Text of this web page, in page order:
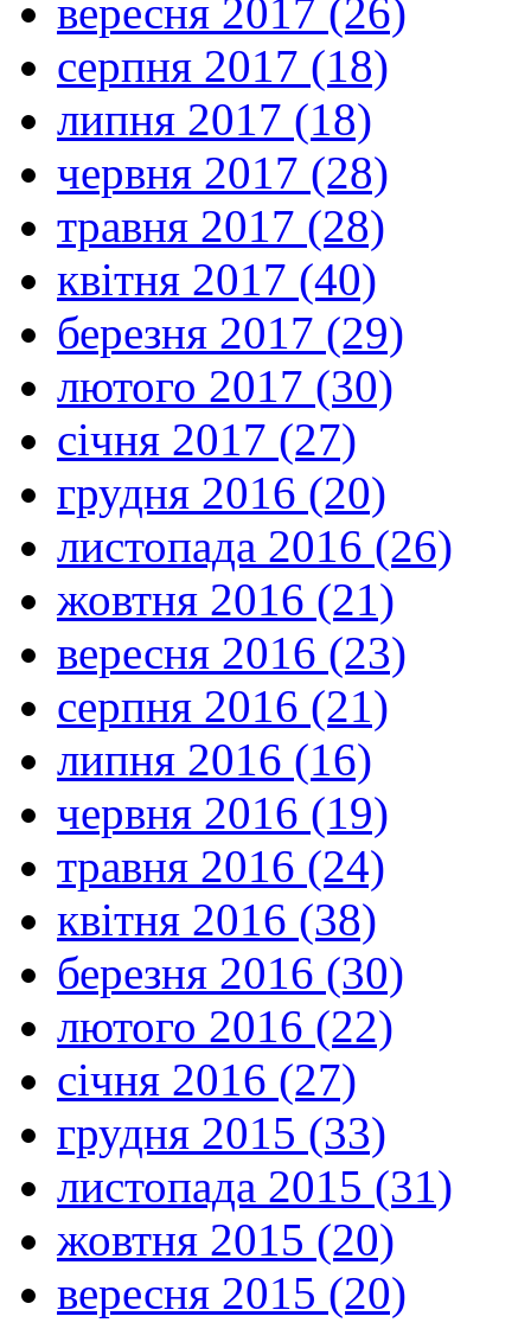
вересня 2017 (26)
серпня 2017 (18)
липня 2017 (18)
червня 2017 (28)
травня 2017 (28)
квітня 2017 (40)
березня 2017 (29)
лютого 2017 (30)
січня 2017 (27)
грудня 2016 (20)
листопада 2016 (26)
жовтня 2016 (21)
вересня 2016 (23)
серпня 2016 (21)
липня 2016 (16)
червня 2016 (19)
травня 2016 (24)
квітня 2016 (38)
березня 2016 (30)
лютого 2016 (22)
січня 2016 (27)
грудня 2015 (33)
листопада 2015 (31)
жовтня 2015 (20)
вересня 2015 (20)